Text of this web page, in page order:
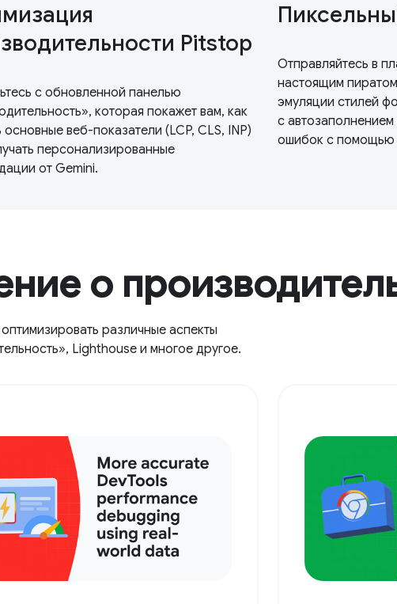
Pitstop
с обновленной панелью
которая покажет вам, как
основные веб-показатели (LCP, CLS, INP)
персонализированные
от Gemini.
Отправляйтесь в
настоящим
эмуляции стилей
с
ошибок с помощью
о
различные аспекты
Lighthouse и многое другое.